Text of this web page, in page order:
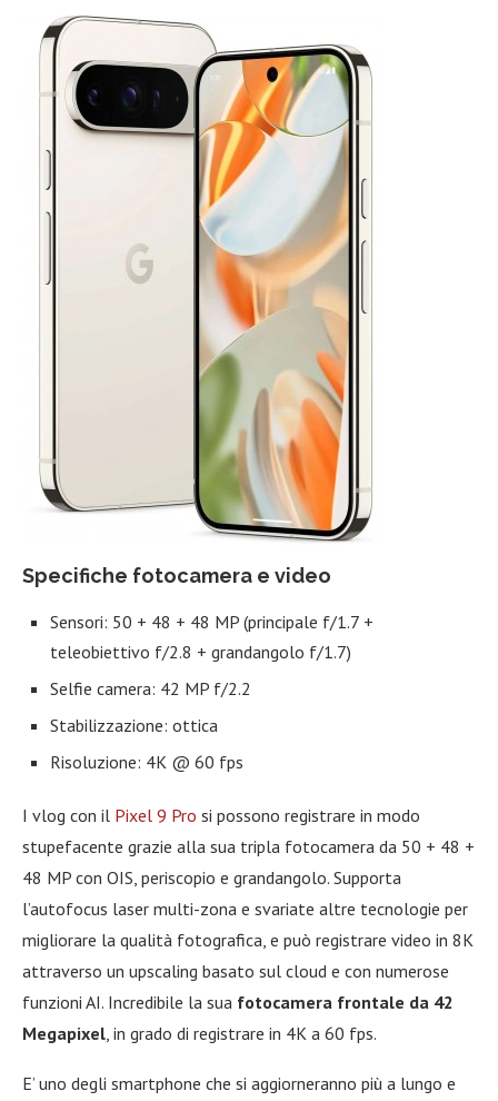
Specifiche fotocamera e video
Sensori: 50 + 48 + 48 MP (principale f/1.7 +
teleobiettivo f/2.8 + grandangolo f/1.7)
Selfie camera: 42 MP f/2.2
Stabilizzazione: ottica
Risoluzione: 4K @ 60 fps
I vlog con il Pixel 9 Pro si possono registrare in modo
stupefacente grazie alla sua tripla fotocamera da 50 + 48 +
48 MP con OIS, periscopio e grandangolo. Supporta
l’autofocus laser multi-zona e svariate altre tecnologie per
migliorare la qualità fotografica, e può registrare video in 8K
attraverso un upscaling basato sul cloud e con numerose
funzioni AI. Incredibile la sua fotocamera frontale da 42
Megapixel , in grado di registrare in 4K a 60 fps.
E’ uno degli smartphone che si aggiorneranno più a lungo e